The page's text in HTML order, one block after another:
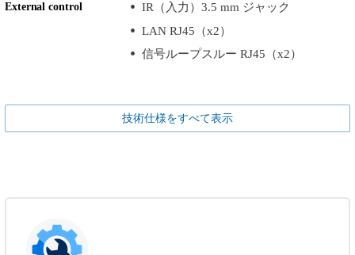
External control
IR（入力）3.5 mm ジャック
LAN RJ45（x2）
信号ループスルー RJ45（x2）
技術仕様をすべて表示